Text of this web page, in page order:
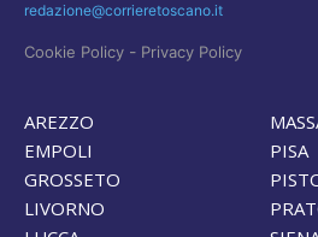
redazione@corrieretoscano.it
Cookie Policy - Privacy Policy
AREZZO
EMPOLI
GROSSETO
LIVORNO
PISA